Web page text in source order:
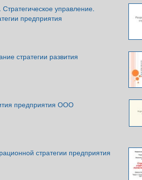
управление.
предприятия
стратегии развития
предприятия ООО
стратегии предприятия